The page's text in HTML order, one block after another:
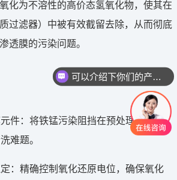
化为不溶性的高价态氢氧化物，使其在
过滤器）中被有效截留去除，从而彻底
透膜的污染问题。
件：将铁锰污染阻挡在预处理阶段，
难题。
：精确控制氧化还原电位，确保氧化